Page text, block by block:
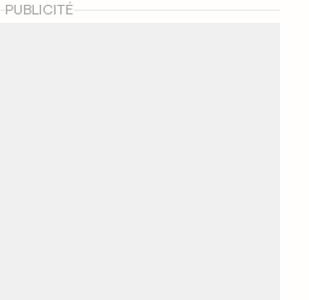
PUBLICITÉ